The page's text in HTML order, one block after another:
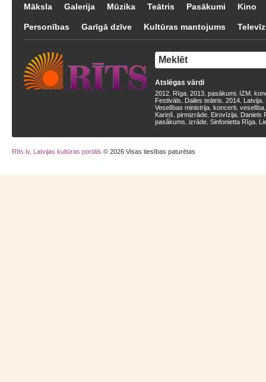
Māksla Galerija Mūzika Teātris Pasākumi Kino
Personības Garīgā dzīve Kultūras mantojums
Atslēgas vārdi
2012 Rīga 2013 pasākumi IZM
Festivāls
Dailes teātris 2014 Latvija
Veselības ministrija koncerti veselība
Kariņš pirmizrāde Eirovīzija Daniels
pasākums izrāde Sinfonietta Rīga
Rīts.lv, Latvijas kultūras portāls © 2026 Visas tiesības paturētas